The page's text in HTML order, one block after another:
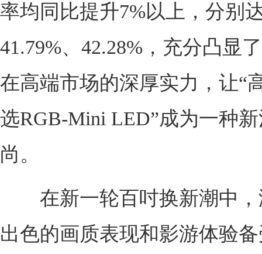
率均同比提升7%以上，分别
41.79%、42.28%，充分凸显
在高端市场的深厚实力，让“
选RGB-Mini LED”成为一种
尚。
在新一轮百吋换新潮中，
出色的画质表现和影游体验